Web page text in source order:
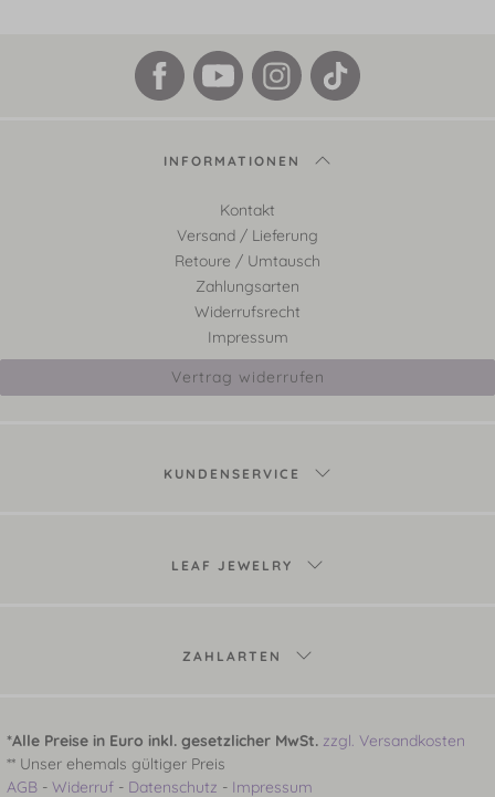
INFORMATIONEN
Kontakt
Versand / Lieferung
Retoure / Umtausch
Zahlungsarten
Widerrufsrecht
Impressum
Vertrag widerrufen
KUNDENSERVICE
LEAF JEWELRY
ZAHLARTEN
*Alle Preise in Euro inkl. gesetzlicher MwSt. zzgl. Versandkosten
** Unser ehemals gültiger Preis
AGB - Widerruf - Datenschutz - Impressum